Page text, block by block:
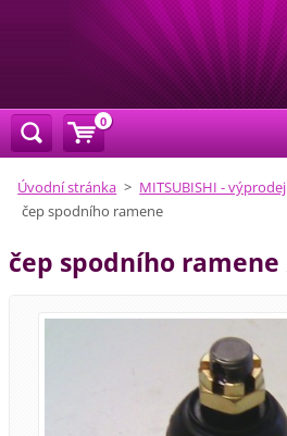
Úvodní stránka > MITSUBISHI - výprodej
čep spodního ramene
čep spodního ramene
0